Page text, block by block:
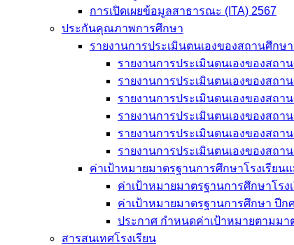
การเปิดเผยข้อมูลสาธารณะ (ITA) 2567
ประกันคุณภาพการศึกษา
รายงานการประเมินตนเองของสถานศึกษ
รายงานการประเมินตนเองของสถา
รายงานการประเมินตนเองของสถา
รายงานการประเมินตนเองของสถา
รายงานการประเมินตนเองของสถา
รายงานการประเมินตนเองของสถา
รายงานการประเมินตนเองของสถา
ค่าเป้าหมายมาตรฐานการศึกษาโรงเรียน
ค่าเป้าหมายมาตรฐานการศึกษาโรง
ค่าเป้าหมายมาตรฐานการศึกษา ปีก
ประกาศ กำหนดค่าเป้าหมายตามม
สารสนเทศโรงเรียน